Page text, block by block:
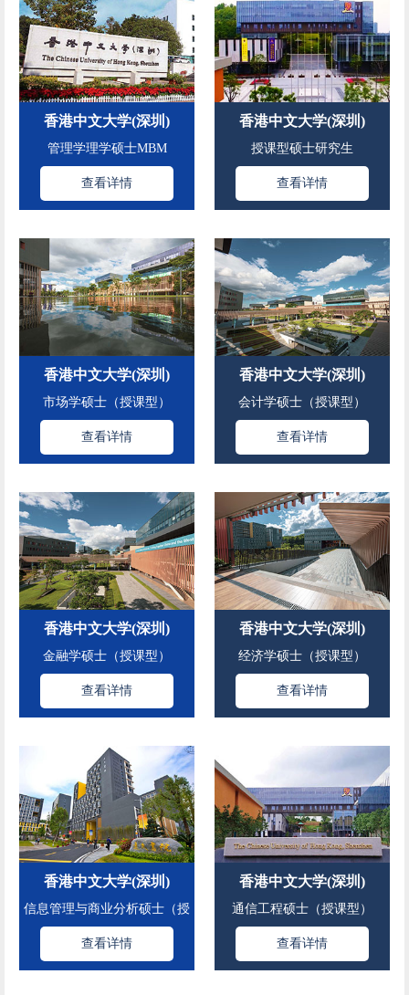
香港中文大学(深圳)
管理学理学硕士MBM
查看详情
香港中文大学(深圳)
授课型硕士研究生
查看详情
香港中文大学(深圳)
市场学硕士（授课型）
查看详情
香港中文大学(深圳)
会计学硕士（授课型）
查看详情
香港中文大学(深圳)
金融学硕士（授课型）
查看详情
香港中文大学(深圳)
经济学硕士（授课型）
查看详情
香港中文大学(深圳)
信息管理与商业分析硕士（授
课型）
查看详情
香港中文大学(深圳)
通信工程硕士（授课型）
查看详情